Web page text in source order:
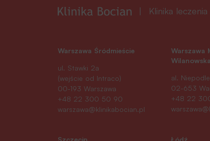
Klinika
Warszawa Śródmieście
ul. Stawki 2a
(wejście od Intraco)
00-193 Warszawa
+48 22 300 50 90
warszawa@klinikabocian.pl
Warszawa
Wilanowska
al.
02-653
+48 22
Szczecin Łódź